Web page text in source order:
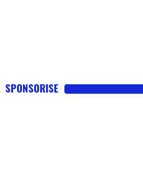
SPONSORISE